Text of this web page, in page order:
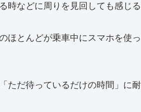
時などに周りを見回しても感じる
ほとんどが乗車中にスマホを使
ただ待っているだけの時間」に